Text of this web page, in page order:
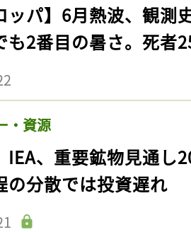
ッパ】6月熱波、観
も2番目の暑さ。死者
・資源
IEA、重要鉱物見通
の分散では投資遅れ